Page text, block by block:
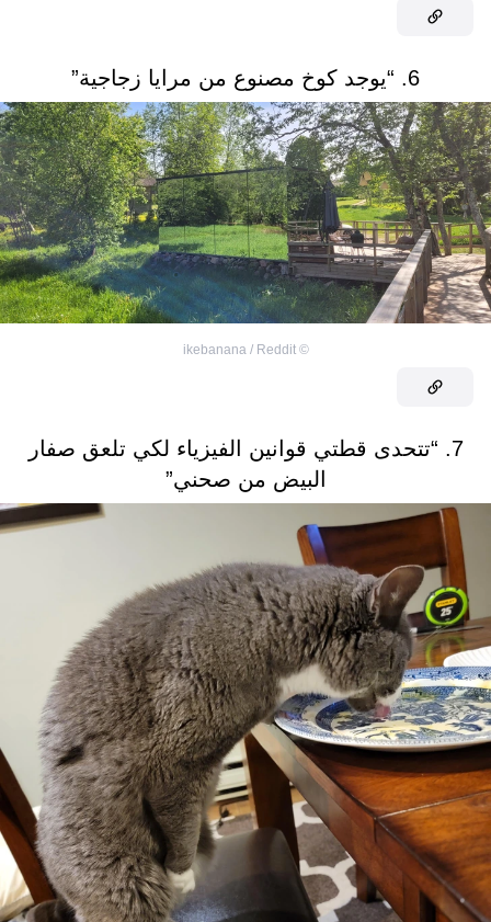
6. “يوجد كوخ مصنوع من مرايا زجاجية”
©
ikebanana / Reddit
7. “تتحدى قطتي قوانين الفيزياء لكي تلعق صفار
البيض من صحني”